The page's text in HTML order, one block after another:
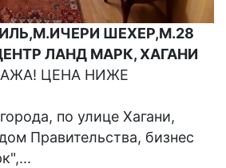
ШЕХЕР,М.28
ЛАНД МАРК, ХАГАНИ
ЦЕНА НИЖЕ
по улице Хагани,
Правительства, бизнес